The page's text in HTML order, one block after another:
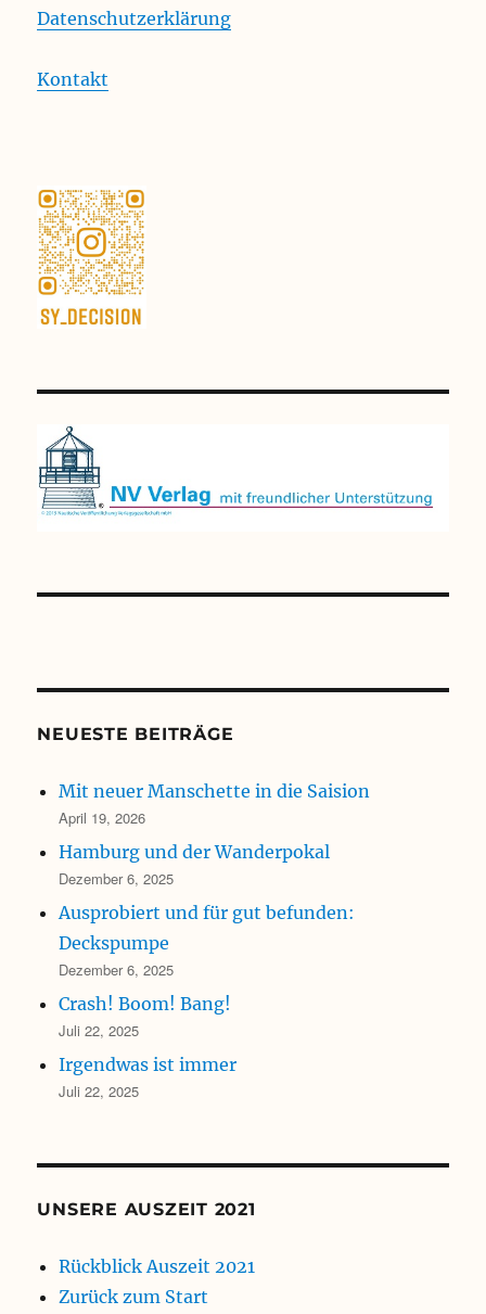
Datenschutzerklärung
Kontakt
NEUESTE BEITRÄGE
Mit neuer Manschette in die Saision
April 19, 2026
Hamburg und der Wanderpokal
Dezember 6, 2025
Ausprobiert und für gut befunden:
Deckspumpe
Dezember 6, 2025
Crash! Boom! Bang!
Juli 22, 2025
Irgendwas ist immer
Juli 22, 2025
UNSERE AUSZEIT 2021
Rückblick Auszeit 2021
Zurück zum Start